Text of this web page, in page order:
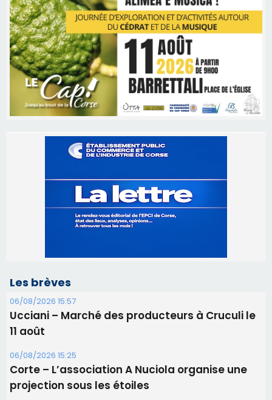
06/08/2026 15:57
Ucciani – Marché des producteurs à Cruculi le
Corte – L’association A Nuciola organise une
projection sous les étoiles
06/08/2026 15:04
Alata - Soirée Tango Argentin au stade de San
Benedetto
05/08/2026 09:53
Biguglia : messe de la Sainte-Marie et
procession le 14 août